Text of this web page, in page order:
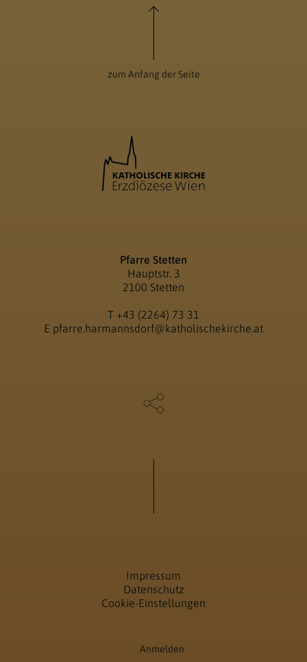
zum Anfang der Seite
Pfarre Stetten
Hauptstr. 3
2100 Stetten
T +43 (2264) 73 31
E pfarre.harmannsdorf@katholischekirche.at
Impressum
Datenschutz
Cookie-Einstellungen
Anmelden